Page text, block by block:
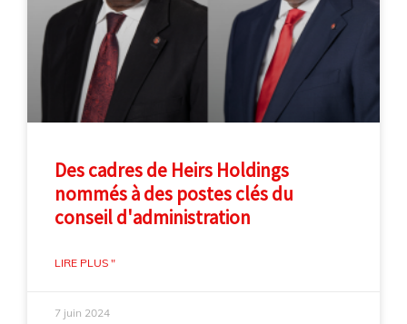
Des cadres de Heirs Holdings
nommés à des postes clés du
conseil d'administration
LIRE PLUS "
7 juin 2024